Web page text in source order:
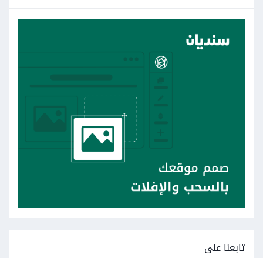
تابعنا على